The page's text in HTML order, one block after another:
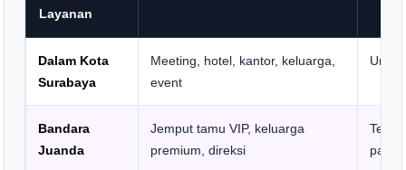
Layanan
Dalam Kota
Surabaya
Meeting, hotel, kantor, keluarga,
event
Unit,
Bandara
Juanda
Jemput tamu VIP, keluarga
premium, direksi
parkir